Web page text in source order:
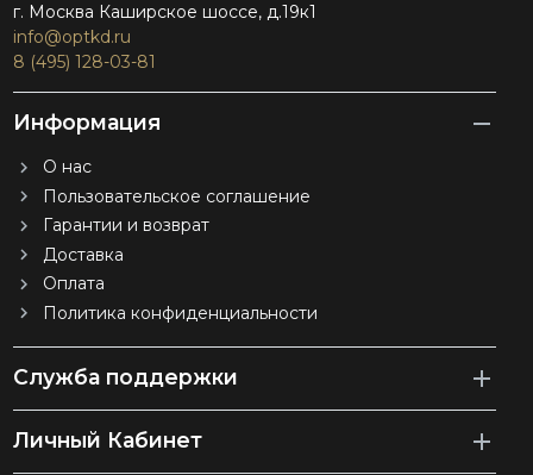
г. Москва Каширское шоссе, д.19к1
info@optkd.ru
8 (495) 128-03-81
Информация
О нас
Пользовательское соглашение
Гарантии и возврат
Доставка
Оплата
Политика конфиденциальности
Служба поддержки
Личный Кабинет